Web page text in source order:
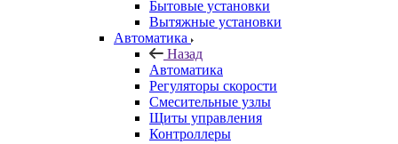
Бытовые установки
Вытяжные установки
Автоматика
Назад
Автоматика
Регуляторы скорости
Смесительные узлы
Щиты управления
Контроллеры